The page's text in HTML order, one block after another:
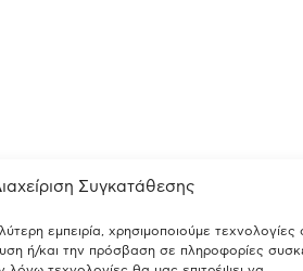
Συγκατάθεσης
εμπειρία, χρησιμοποιούμε τεχνολογίες
ή/και την πρόσβαση σε πληροφορίες